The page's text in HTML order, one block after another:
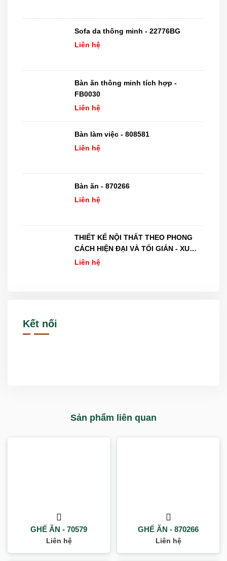
Sofa da thông minh - 22776BG
Liên hệ
Bàn ăn thông minh tích hợp -
FB0030
Liên hệ
Bàn làm việc - 808581
Liên hệ
Bàn ăn - 870266
Liên hệ
THIẾT KẾ NỘI THẤT THEO PHONG
CÁCH HIỆN ĐẠI VÀ TỐI GIẢN - XU
HƯỚNG MỚI NHẤT NĂM 2026
Liên hệ
Kết nối
Sản phẩm liên quan
GHẾ ĂN - 70579
Liên hệ
GHẾ ĂN - 870266
Liên hệ